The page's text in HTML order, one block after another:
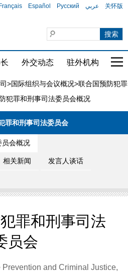
Français Español Русский عربي 关怀版
外交动态 驻外机构 国
>国际组织与会议概况>联合国预防犯罪
犯罪和刑事司法委员会概况
罪和刑事司法委员会
员会概况
相关新闻 发言人谈话
罪和刑事司法
员会
Prevention and Criminal Justice,